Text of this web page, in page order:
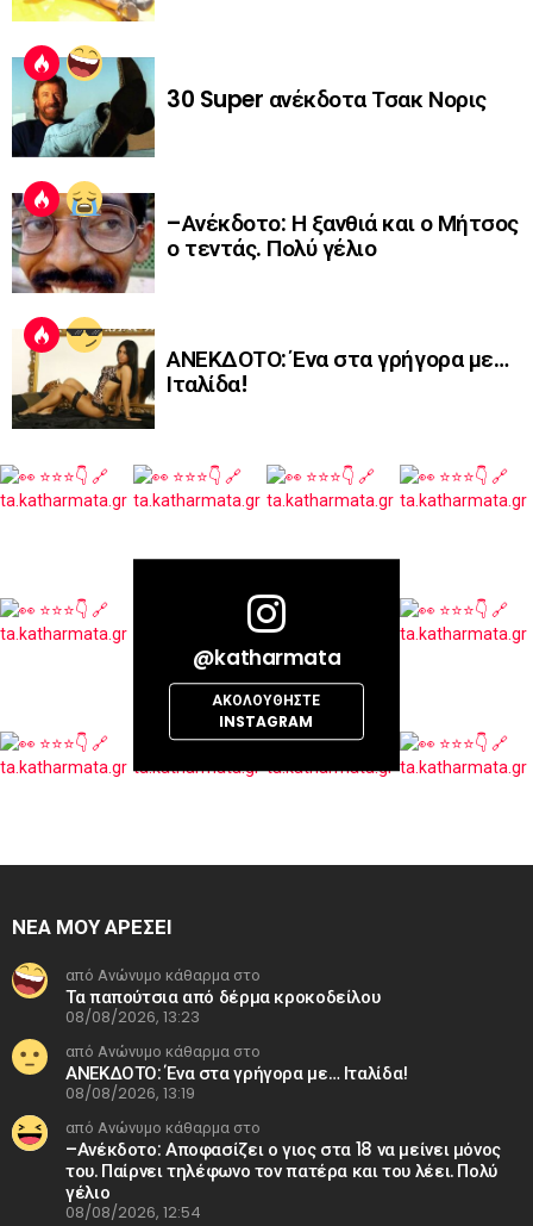
30 Super ανέκδοτα Τσακ Νορις
–Ανέκδοτο: Η ξανθιά και ο Μήτσος
ο τεντάς. Πολύ γέλιο
ΑΝΕΚΔΟΤΟ: Ένα στα γρήγορα με…
Ιταλίδα!
@katharmata
ΑΚΟΛΟΥΘΉΣΤΕ
INSTAGRAM
ΝΕΑ ΜΟΥ ΑΡΕΣΕΙ
από Ανώνυμο κάθαρμα στο
Τα παπούτσια από δέρμα κροκοδείλου
08/08/2026, 13:23
από Ανώνυμο κάθαρμα στο
ΑΝΕΚΔΟΤΟ: Ένα στα γρήγορα με… Ιταλίδα!
08/08/2026, 13:19
από Ανώνυμο κάθαρμα στο
–Ανέκδοτο: Αποφασίζει ο γιος στα 18 να μείνει μόνος
του. Παίρνει τηλέφωνο τον πατέρα και του λέει. Πολύ
γέλιο
08/08/2026, 12:54